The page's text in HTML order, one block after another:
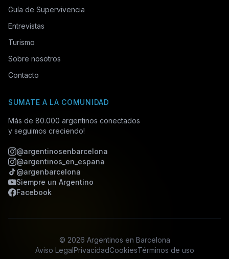
Guía de Supervivencia
Entrevistas
Turismo
Sobre nosotros
Contacto
SUMATE A LA COMUNIDAD
Más de 80.000 argentinos conectados
y seguimos creciendo!
@argentinosenbarcelona
@argentinos_en_espana
@argenbarcelona
Siempre un Argentino
Facebook
© 2026 Argentinos en Barcelona
Aviso LegalPrivacidadCookiesTérminos de uso